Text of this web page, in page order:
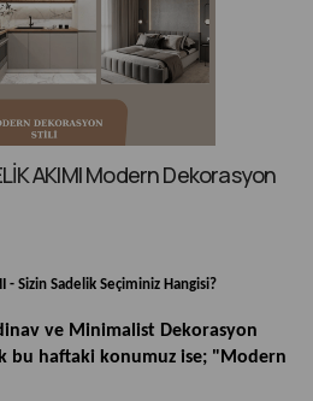
AKIMI Modern Dekorasyon
- Sizin Sadelik Seçiminiz Hangisi?
ve Minimalist Dekorasyon
bu haftaki konumuz ise; "Modern